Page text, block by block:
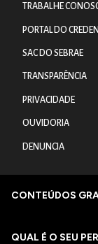
TRABALHE
PORTAL DO
SAC DO SEBRAE
TRANSPARÊNCIA
PRIVACIDADE
OUVIDORIA
DENUNCIA
CONTEÚDOS
QUAL É O SEU